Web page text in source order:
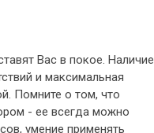
Вас в покое. Наличие
и максимальная
Помните о том, что
- ее всегда можно
умение применять